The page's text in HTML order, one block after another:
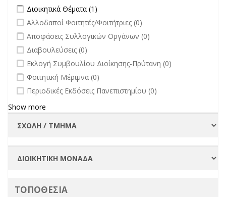
Apply Διοικητικά Θέματα filter
Διοικητικά Θέματα (1)
undefined
Αλλοδαποί Φοιτητές/Φοιτήτριες (0)
undefined
Αποφάσεις Συλλογικών Οργάνων (0)
undefined
Διαβουλεύσεις (0)
undefined
Εκλογή Συμβουλίου Διοίκησης-Πρύτανη (0)
undefined
Φοιτητική Μέριμνα (0)
undefined
Περιοδικές Εκδόσεις Πανεπιστημίου (0)
Show more
ΤΟΠΟΘΕΣΙΑ